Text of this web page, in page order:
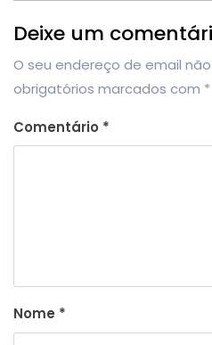
Deixe um
O seu endereço de email
obrigatórios marcados com *
Comentário *
Nome *